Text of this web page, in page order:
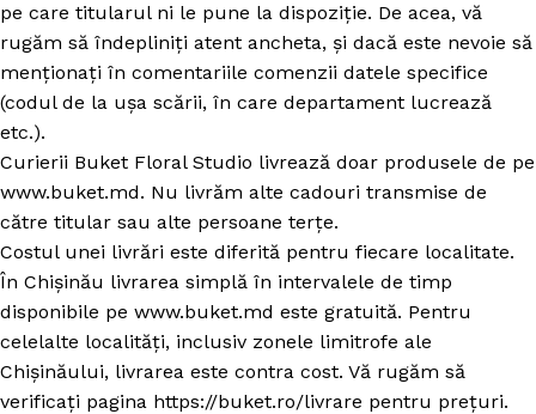
pe care titularul ni le pune la dispoziție. De acea, vă
rugăm să îndepliniți atent ancheta, și dacă este nevoie să
menționați în comentariile comenzii datele specifice
(codul de la ușa scării, în care departament lucrează
etc.).
Curierii Buket Floral Studio livrează doar produsele de pe
www.buket.md. Nu livrăm alte cadouri transmise de
către titular sau alte persoane terțe.
Costul unei livrări este diferită pentru fiecare localitate.
În Chișinău livrarea simplă în intervalele de timp
disponibile pe www.buket.md este gratuită. Pentru
celelalte localități, inclusiv zonele limitrofe ale
Chișinăului, livrarea este contra cost. Vă rugăm să
verificați pagina https://buket.ro/livrare pentru prețuri.